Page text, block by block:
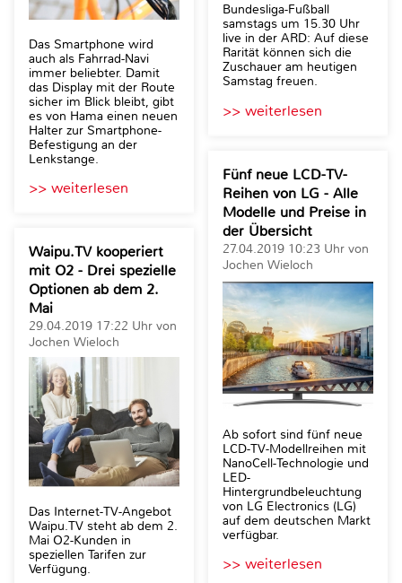
Das Smartphone wird
auch als Fahrrad-Navi
immer beliebter. Damit
das Display mit der Route
sicher im Blick bleibt, gibt
es von Hama einen neuen
Halter zur Smartphone-
Befestigung an der
Lenkstange.
>> weiterlesen
Waipu.TV kooperiert
mit O2 - Drei spezielle
Optionen ab dem 2.
Mai
29.04.2019 17:22 Uhr von
Jochen Wieloch
Das Internet-TV-Angebot
Waipu.TV steht ab dem 2.
Mai O2-Kunden in
speziellen Tarifen zur
Verfügung.
Bundesliga-Fußball
samstags um 15.30 Uhr
live in der ARD: Auf diese
Rarität können sich die
Zuschauer am heutigen
Samstag freuen.
>> weiterlesen
Fünf neue LCD-TV-
Reihen von LG - Alle
Modelle und Preise in
der Übersicht
27.04.2019 10:23 Uhr von
Jochen Wieloch
Ab sofort sind fünf neue
LCD-TV-Modellreihen mit
NanoCell-Technologie und
LED-
Hintergrundbeleuchtung
von LG Electronics (LG)
auf dem deutschen Markt
verfügbar.
>> weiterlesen